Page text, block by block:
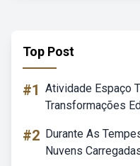
Top Post
#1 Atividade Espaço
Transformações
#2 Durante As
Nuvens